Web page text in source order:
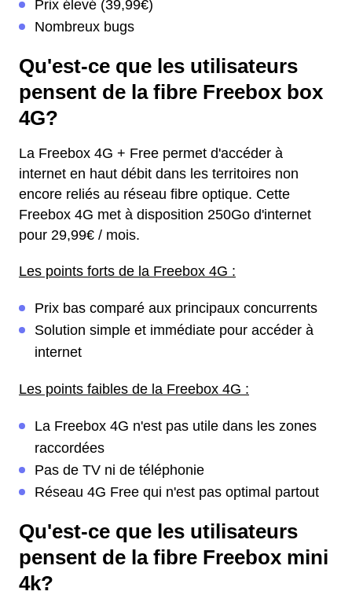
Prix élevé (39,99€)
Nombreux bugs
Qu'est-ce que les utilisateurs
pensent de la fibre Freebox box
4G?
La Freebox 4G + Free permet d'accéder à
internet en haut débit dans les territoires non
encore reliés au réseau fibre optique. Cette
Freebox 4G met à disposition 250Go d'internet
pour 29,99€ / mois.
Les points forts de la Freebox 4G :
Prix bas comparé aux principaux concurrents
Solution simple et immédiate pour accéder à
internet
Les points faibles de la Freebox 4G :
La Freebox 4G n'est pas utile dans les zones
raccordées
Pas de TV ni de téléphonie
Réseau 4G Free qui n'est pas optimal partout
Qu'est-ce que les utilisateurs
pensent de la fibre Freebox mini
4k?